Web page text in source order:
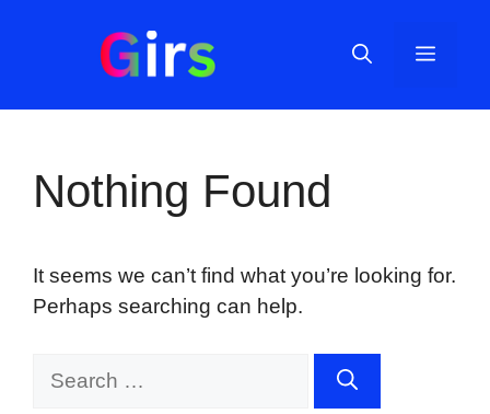
Menu
Nothing Found
It seems we can’t find what you’re looking for.
Perhaps searching can help.